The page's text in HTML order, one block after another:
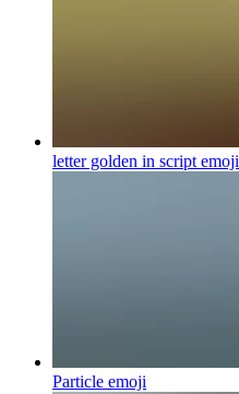
letter golden in script emoji
Particle emoji